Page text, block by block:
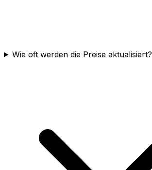
Wie oft werden die Preise aktualisiert?